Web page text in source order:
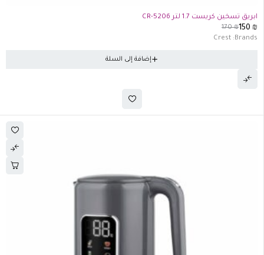
ابريق تسخين كريست 1.7 لتر CR-5206
170₪150
Brands:
Crest
إضافة إلى السلة